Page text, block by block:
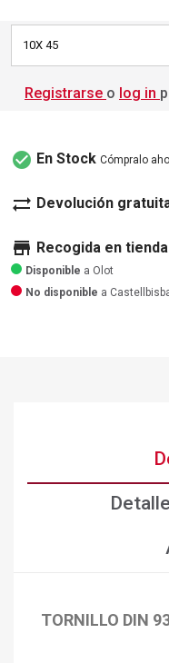
10X 45
Registrarse o log in
check_circle En Stock Cómpralo
sync_alt Devolución
store Recogida en tienda
Disponible a Olot
No disponible a
TORNILLO DIN